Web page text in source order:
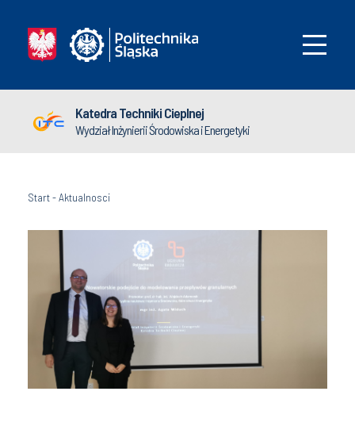
Katedra Techniki Cieplnej
Wydział Inżynierii Środowiska i Energetyki
Start-Aktualnosci